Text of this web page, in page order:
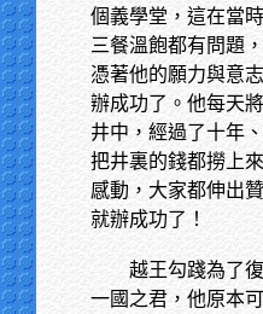
個義學堂，這在當
三餐溫飽都有問題
憑著他的願力與意
辦成功了。他每天
井中，經過了十年
把井裏的錢都撈上
感動，大家都伸出
就辦成功了！
越王勾踐為了
一國之君，他原本